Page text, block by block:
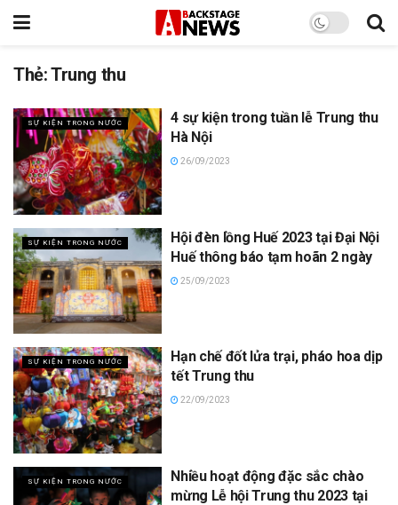
Thẻ:Trung thu
SỰ KIỆN TRONG NƯỚC
4 sự kiện trong tuần lễ Trung thu
Hà Nội
26/09/2023
SỰ KIỆN TRONG NƯỚC
Hội đèn lồng Huế 2023 tại Đại Nội
Huế thông báo tạm hoãn 2 ngày
25/09/2023
SỰ KIỆN TRONG NƯỚC
Hạn chế đốt lửa trại, pháo hoa dịp
tết Trung thu
22/09/2023
SỰ KIỆN TRONG NƯỚC
Nhiều hoạt động đặc sắc chào
mừng Lễ hội Trung thu 2023 tại